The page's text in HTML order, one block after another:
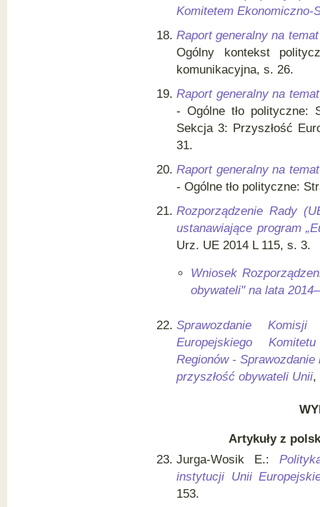
Komitetem Ekonomiczno-
Raport generalny na
Ogólny kontekst
komunikacyjna, s. 26.
Raport generalny na
- Ogólne tło polityczne:
Sekcja 3: Przyszłość
31.
Raport generalny na
- Ogólne tło polityczne:
Rozporządzenie Rady
ustanawiające program
Urz. UE 2014 L 115, s. 3.
Wniosek
obywateli" na lata
Sprawozdanie
Europejskiego
Regionów -
przyszłość obywateli Unii,
Artykuły z
Jurga-Wosik E.:
instytucji Unii
153.